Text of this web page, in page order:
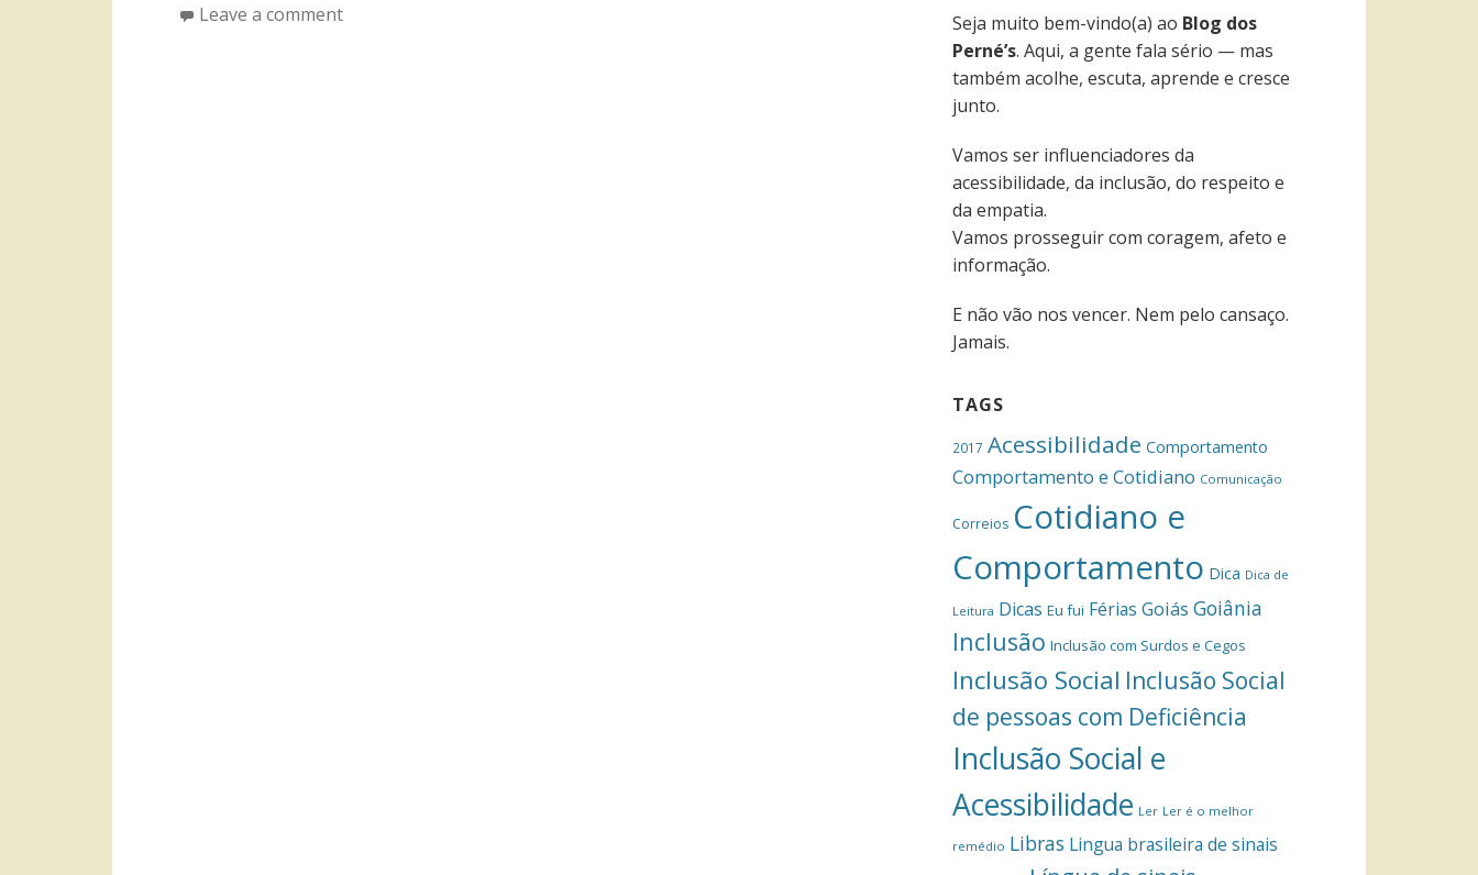
Leave a comment
Seja muito bem-vindo(a) ao Blog dos
Perné’s. Aqui, a gente fala sério — mas
também acolhe, escuta, aprende e cresce
junto.
Vamos ser influenciadores da
acessibilidade, da inclusão, do respeito e
da empatia.
Vamos prosseguir com coragem, afeto e
informação.
E não vão nos vencer. Nem pelo cansaço.
Jamais.
TAGS
2017 Acessibilidade Comportamento
Comportamento e Cotidiano Comunicação
Correios Cotidiano e
Comportamento Dica Dica de
Leitura Dicas Eu fui Férias Goiás Goiânia
Inclusão Inclusão com Surdos e Cegos
Inclusão Social Inclusão Social
de pessoas com Deficiência
Inclusão Social e
Acessibilidade Ler Ler é o melhor
remédio Libras Lingua brasileira de sinais